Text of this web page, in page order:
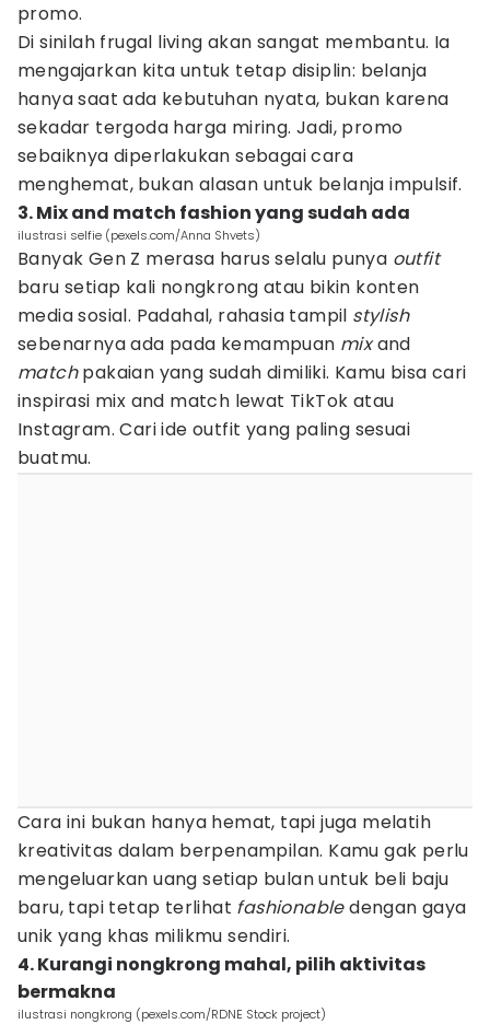
promo.
Di sinilah frugal living akan sangat membantu. Ia
mengajarkan kita untuk tetap disiplin: belanja
hanya saat ada kebutuhan nyata, bukan karena
sekadar tergoda harga miring. Jadi, promo
sebaiknya diperlakukan sebagai cara
menghemat, bukan alasan untuk belanja impulsif.
3. Mix and match fashion yang sudah ada
ilustrasi selfie (pexels.com/Anna Shvets)
Banyak Gen Z merasa harus selalu punya outfit
baru setiap kali nongkrong atau bikin konten
media sosial. Padahal, rahasia tampil stylish
sebenarnya ada pada kemampuan mixand
matchpakaian yang sudah dimiliki. Kamu bisa cari
inspirasi mix and match lewat TikTok atau
Instagram. Cari ide outfit yang paling sesuai
buatmu.
Cara ini bukan hanya hemat, tapi juga melatih
kreativitas dalam berpenampilan. Kamu gak perlu
mengeluarkan uang setiap bulan untuk beli baju
baru, tapi tetap terlihat fashionabledengan gaya
unik yang khas milikmu sendiri.
4. Kurangi nongkrong mahal, pilih aktivitas
bermakna
ilustrasi nongkrong (pexels.com/RDNE Stock project)